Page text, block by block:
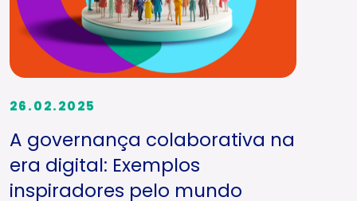
26.02.2025
A governança colaborativa na
era digital: Exemplos
inspiradores pelo mundo